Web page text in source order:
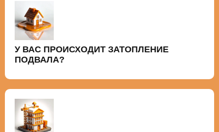
У ВАС ПРОИСХОДИТ ЗАТОПЛЕНИЕ
ПОДВАЛА?